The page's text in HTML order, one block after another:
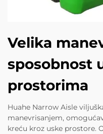
Velika
sposobnost
prostorima
Huahe Narrow Aisle
manevrisanjem,
kreću kroz uske prostore.